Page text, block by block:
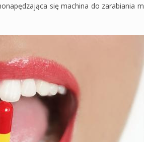
się machina do zarabiania